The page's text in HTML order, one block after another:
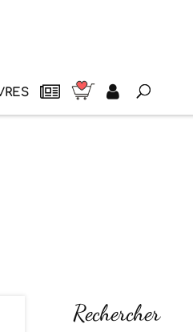
Rechercher